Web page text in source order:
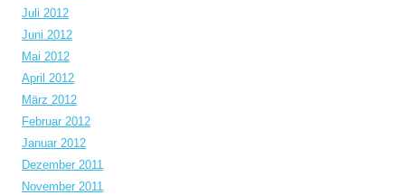
Juli 2012
Juni 2012
Mai 2012
April 2012
März 2012
Februar 2012
Januar 2012
Dezember 2011
November 2011